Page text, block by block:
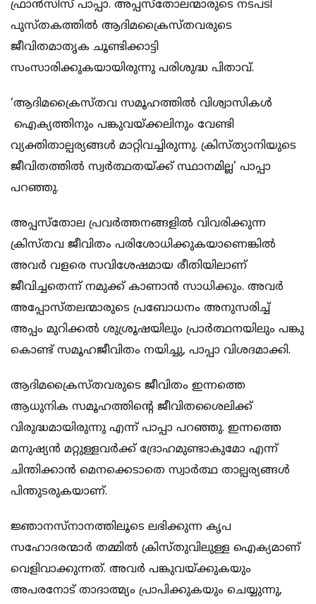
ഫ്രാന്‍സിസ് പാപ്പാ. അപ്പസ്‌തോലന്മാരുടെ നടപടി
പുസ്തകത്തില്‍ ആദിമക്രൈസ്തവരുടെ
ജീവിതമാതൃക ചൂണ്ടിക്കാട്ടി
സംസാരിക്കുകയായിരുന്നു പരിശുദ്ധ പിതാവ്.
‘ആദിമക്രൈസ്തവ സമൂഹത്തില്‍ വിശ്വാസികള്‍
ഐക്യത്തിനും പങ്കുവയ്ക്കലിനും വേണ്ടി
വ്യക്തിതാല്പര്യങ്ങള്‍ മാറ്റിവച്ചിരുന്നു. ക്രിസ്ത്യാനിയുടെ
ജീവിതത്തില്‍ സ്വര്‍ത്ഥതയ്ക്ക് സ്ഥാനമില്ല’ പാപ്പാ
പറഞ്ഞു.
അപ്പസ്‌തോല പ്രവര്‍ത്തനങ്ങളില്‍ വിവരിക്കുന്ന
ക്രിസ്തവ ജീവിതം പരിശോധിക്കുകയാണെങ്കില്‍
അവര്‍ വളരെ സവിശേഷമായ രീതിയിലാണ്
ജീവിച്ചതെന്ന് നമുക്ക് കാണാന്‍ സാധിക്കും. അവര്‍
അപ്പോസ്തലന്മാരുടെ പ്രബോധനം അനുസരിച്ച്
അപ്പം മുറിക്കല്‍ ശുശ്രൂഷയിലും പ്രാര്‍ത്ഥനയിലും പങ്കു
കൊണ്ട് സമൂഹജീവിതം നയിച്ചു, പാപ്പാ വിശദമാക്കി.
ആദിമക്രൈസ്തവരുടെ ജീവിതം ഇന്നത്തെ
ആധുനിക സമൂഹത്തിന്റെ ജീവിതശൈലിക്ക്
വിരുദ്ധമായിരുന്നു എന്ന് പാപ്പാ പറഞ്ഞു. ഇന്നത്തെ
മനുഷ്യന്‍ മറ്റുള്ളവര്‍ക്ക് ദ്രോഹമുണ്ടാകുമോ എന്ന്
ചിന്തിക്കാന്‍ മെനക്കെടാതെ സ്വാര്‍ത്ഥ താല്പര്യങ്ങള്‍
പിന്തുടരുകയാണ്.
ജ്ഞാനസ്‌നാനത്തിലൂടെ ലഭിക്കുന്ന കൃപ
സഹോദരന്മാര്‍ തമ്മില്‍ ക്രിസ്തുവിലുള്ള ഐക്യമാണ്
വെളിവാക്കുന്നത്. അവര്‍ പങ്കുവയ്ക്കുകയും
അപരനോട് താദാത്മ്യം പ്രാപിക്കുകയും ചെയ്യുന്നു,